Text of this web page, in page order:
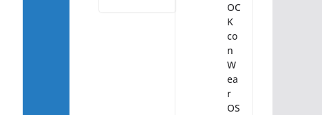
OC
K
co
n
W
ea
r
OS